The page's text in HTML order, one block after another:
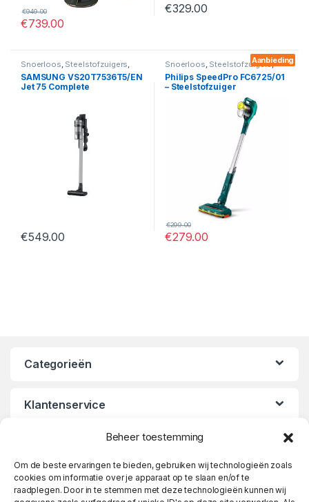
Beheer toestemming
Om de beste ervaringen te bieden, gebruiken wij technologieën zoals
cookies om informatie over je apparaat op te slaan en/of te
raadplegen. Door in te stemmen met deze technologieën kunnen wij
€739.00
€949.00 €329.00
Snoerloos, Steelstofzuigers,
Zonder zak, Stofzuigers
SAMSUNG VS20T7536T5/EN
Jet 75 Complete
€549.00
Aanbieding
Snoerloos, Steelstofzuigers,
Zonder zak Stofzuigers
Philips SpeedPro FC6725/01
– Steelstofzuiger
€279.00
€299.00
Categorieën
Klantenservice